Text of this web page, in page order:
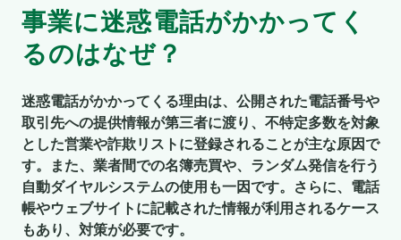
事業に迷惑電話がかかってく
るのはなぜ？
迷惑電話がかかってくる理由は、公開された電話番号や
取引先への提供情報が第三者に渡り、不特定多数を対象
とした営業や詐欺リストに登録されることが主な原因で
す。また、業者間での名簿売買や、ランダム発信を行う
自動ダイヤルシステムの使用も一因です。さらに、電話
帳やウェブサイトに記載された情報が利用されるケース
もあり、対策が必要です。